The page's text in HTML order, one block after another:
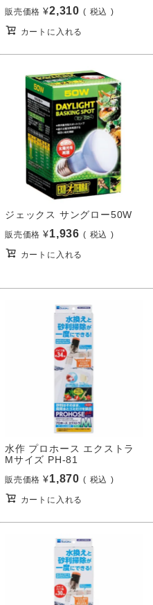
販売価格 ¥2,310 税込
カートに入れる
ジェックス サングロー50W
販売価格 ¥1,936 税込
カートに入れる
水作 プロホース エクストラ
Mサイズ PH-81
販売価格 ¥1,870 税込
カートに入れる